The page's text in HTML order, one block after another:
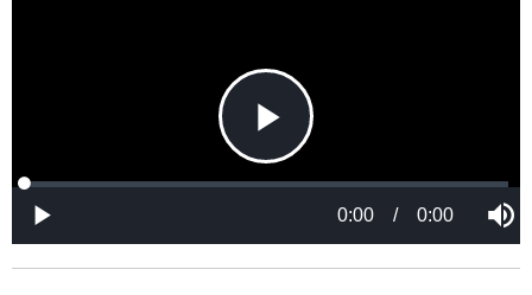
P
l
a
L
d
0
P
e
s
0:00 / 0:00
M
t